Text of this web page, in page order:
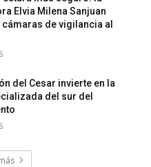
Elvia Milena Sanjuan
de vigilancia al
del Cesar invierte en la
del sur del